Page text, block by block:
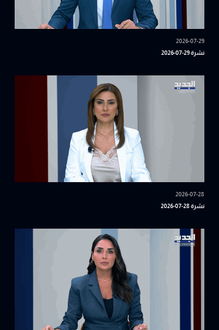
2026-07-29
نشرة 29-07-2026
2026-07-28
نشرة 28-07-2026